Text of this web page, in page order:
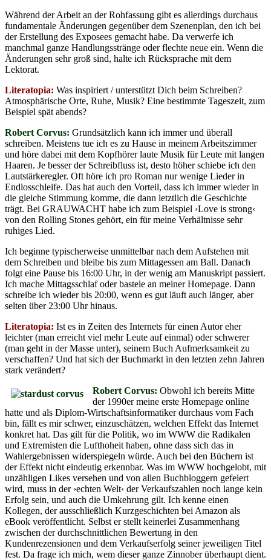
Während der Arbeit an der Rohfassung gibt es allerdings durchaus
fundamentale Änderungen gegenüber dem Szenenplan, den ich bei
der Erstellung des Exposees gemacht habe. Da verwerfe ich
manchmal ganze Handlungsstränge oder flechte neue ein. Wenn die
Änderungen sehr groß sind, halte ich Rücksprache mit dem
Lektorat.
Literatopia: Was inspiriert / unterstützt Dich beim Schreiben?
Atmosphärische Orte, Ruhe, Musik? Eine bestimmte Tageszeit, zum
Beispiel spät abends?
Robert Corvus: Grundsätzlich kann ich immer und überall
schreiben. Meistens tue ich es zu Hause in meinem Arbeitszimmer
und höre dabei mit dem Kopfhörer laute Musik für Leute mit langen
Haaren. Je besser der Schreibfluss ist, desto höher schiebe ich den
Lautstärkeregler. Oft höre ich pro Roman nur wenige Lieder in
Endlosschleife. Das hat auch den Vorteil, dass ich immer wieder in
die gleiche Stimmung komme, die dann letztlich die Geschichte
trägt. Bei GRAUWACHT habe ich zum Beispiel ›Love is strong‹
von den Rolling Stones gehört, ein für meine Verhältnisse sehr
ruhiges Lied.
Ich beginne typischerweise unmittelbar nach dem Aufstehen mit
dem Schreiben und bleibe bis zum Mittagessen am Ball. Danach
folgt eine Pause bis 16:00 Uhr, in der wenig am Manuskript passiert.
Ich mache Mittagsschlaf oder bastele an meiner Homepage. Dann
schreibe ich wieder bis 20:00, wenn es gut läuft auch länger, aber
selten über 23:00 Uhr hinaus.
Literatopia: Ist es in Zeiten des Internets für einen Autor eher
leichter (man erreicht viel mehr Leute auf einmal) oder schwerer
(man geht in der Masse unter), seinem Buch Aufmerksamkeit zu
verschaffen? Und hat sich der Buchmarkt in den letzten zehn Jahren
stark verändert?
Robert Corvus: Obwohl ich bereits Mitte
der 1990er meine erste Homepage online
hatte und als Diplom-Wirtschaftsinformatiker durchaus vom Fach
bin, fällt es mir schwer, einzuschätzen, welchen Effekt das Internet
konkret hat. Das gilt für die Politik, wo im WWW die Radikalen
und Extremisten die Lufthoheit haben, ohne dass sich das in
Wahlergebnissen widerspiegeln würde. Auch bei den Büchern ist
der Effekt nicht eindeutig erkennbar. Was im WWW hochgelobt, mit
unzähligen Likes versehen und von allen Buchbloggern gefeiert
wird, muss in der ›echten Welt‹ der Verkaufszahlen noch lange kein
Erfolg sein, und auch die Umkehrung gilt. Ich kenne einen
Kollegen, der ausschließlich Kurzgeschichten bei Amazon als
eBook veröffentlicht. Selbst er stellt keinerlei Zusammenhang
zwischen der durchschnittlichen Bewertung in den
Kundenrezensionen und dem Verkaufserfolg seiner jeweiligen Titel
fest. Da frage ich mich, wem dieser ganze Zinnober überhaupt dient.